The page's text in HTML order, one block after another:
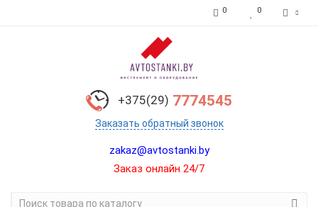
0 0
+375(29) 7774545
Заказать обратный звонок
zakaz@avtostanki.by
Заказ онлайн 24/7